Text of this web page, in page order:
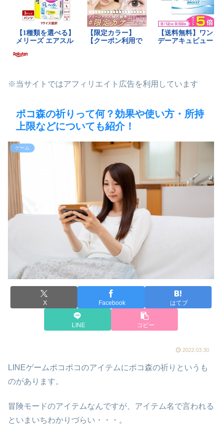
※当サイトではアフィリエイト広告を利用しています
ポコ森の祈りって何？効果や使い方・所持
上限などについても紹介！
ゲーム
X Facebook はてブ
LINE コピー
2022.03.30
LINEゲームポコポコのアイテムにポコ森の祈りというも
のがあります。
冒険モードのアイテムなんですが、アイテム名で言われる
といまいちわかりづらい・・・。